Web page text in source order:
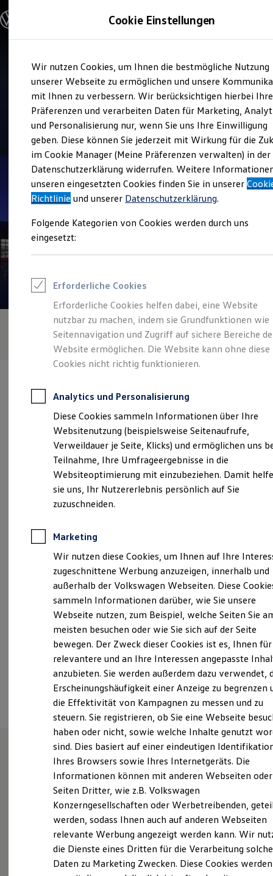
Hauptinhalt
springen
Footer
springen
Modelle und Konfigurator
Modelle vergleichen
Elektroautos
ENERGY Sondermodelle
Nutzfahrzeuge
SUV und CUV
Familienautos
Kombis
Kompaktwagen
Sportwagen
Schnell verfügbare Fahrzeuge
Angebote und Produkte
Aktuelle Angebote
E-Auto-Förderung
Volkswagen Marktplatz
Junge Gebrauchtwagen und Gebrauchtwagen
Volkswagen Zertifizierte Gebrauchtwagen
Zubehör- und Serviceangebote
Leasing
Leasing-Angebote
Gebrauchtwagen Leasing
Junge Gebrauchtwagen-Leasing
Elektroauto Leasing
Kleinwagen-Leasing
Leasing ohne Anzahlung
Finanzierung
Kfz-Versicherung
Restschuldversicherungen
Garantien
Wartungsverträge
Geschäftskunden
Professional Class bei Volkswagen
Großkunden
Behörden
Direktkunden
Sonderfahrzeuge
Anpfiff zum Gewinn
Elektroautos
ID. Tutorials
Elektrofahrzeugkonzepte
Reichweite
Reichweite der ID. Modelle
Reichweite im Winter
Laden
Laden unterwegs
Laden Zuhause
Ladestationen finden
Ladezeitensimulator
Batterie
Sicherheit
Garantie und Lebensdauer
Nachhaltigkeit
Technologie
Kosten und Kauf
Verbrauchskosten
Kaufoptionen
E-Auto-Förderung
Software und Konnektivität
ID. Software Versionen und Updates
Digitale Extras
Schnittstellen zu Ihrem ID.
Hybridautos
Marke und Erlebnis
Volkswagen R und R Experience
R-Modelle
Verkauf und Service
bhg Autohandelsgesellschaft
mbH Reutlingen
4.7|695 Bewertungen
Autohandelsgesellschaft mbH (Impressum & Rechtliches)
vw-reutlingen@bhg-mobile.de
+49 7121 583100
Montag Freitag 07:00 18:00
Samstag
08:30-12:30 Uhr
Sonntag
Geschlossen
Ansprechpartner
Wie können wir
Ihnen weiterhelfen?
Probefahrt vereinbaren
Cookie Einstellungen
Wir nutzen Cookies, um Ihnen die bestmögliche Nutzung
unserer Webseite zu ermöglichen und unsere
mit Ihnen zu verbessern. Wir berücksichtigen hierbei Ihre
Präferenzen und verarbeiten Daten für Marketing,
und Personalisierung nur, wenn Sie uns Ihre Einwilligung
geben. Diese können Sie jederzeit mit Wirkung für die
im Cookie Manager (Meine Präferenzen verwalten) in der
Datenschutzerklärung widerrufen. Weitere
unseren eingesetzten Cookies finden Sie in unserer
Richtlinie und unserer Datenschutzerklärung.
Folgende Kategorien von Cookies werden durch uns
eingesetzt:
Erforderliche Cookies
Erforderliche Cookies helfen dabei, eine Website
nutzbar zu machen, indem sie Grundfunktionen wie
Seitennavigation und Zugriff auf sichere Bereiche
Website ermöglichen. Die Website kann ohne diese
Cookies nicht richtig funktionieren.
Analytics und Personalisierung
Diese Cookies sammeln Informationen über Ihre
Websitenutzung (beispielsweise Seitenaufrufe,
Verweildauer je Seite, Klicks) und ermöglichen uns
Teilnahme, Ihre Umfrageergebnisse in die
Websiteoptimierung mit einzubeziehen. Damit
sie uns, Ihr Nutzererlebnis persönlich auf Sie
zuzuschneiden.
Marketing
Wir nutzen diese Cookies, um Ihnen auf Ihre
zugeschnittene Werbung anzuzeigen, innerhalb und
außerhalb der Volkswagen Webseiten. Diese
sammeln Informationen darüber, wie Sie unsere
Webseite nutzen, zum Beispiel, welche Seiten Sie
meisten besuchen oder wie Sie sich auf der Seite
bewegen. Der Zweck dieser Cookies ist es, Ihnen für
relevantere und an Ihre Interessen angepasste
anzubieten. Sie werden außerdem dazu verwendet,
Erscheinungshäufigkeit einer Anzeige zu begrenzen
die Effektivität von Kampagnen zu messen und zu
steuern. Sie registrieren, ob Sie eine Webseite
haben oder nicht, sowie welche Inhalte genutzt
sind. Dies basiert auf einer eindeutigen
Ihres Browsers sowie Ihres Internetgeräts. Die
Informationen können mit anderen Webseiten oder
Seiten Dritter, wie z.B. Volkswagen
Konzerngesellschaften oder Werbetreibenden,
werden, sodass Ihnen auch auf anderen Webseiten
relevante Werbung angezeigt werden kann. Wir
die Dienste eines Dritten für die Verarbeitung
Daten zu Marketing Zwecken. Diese Cookies